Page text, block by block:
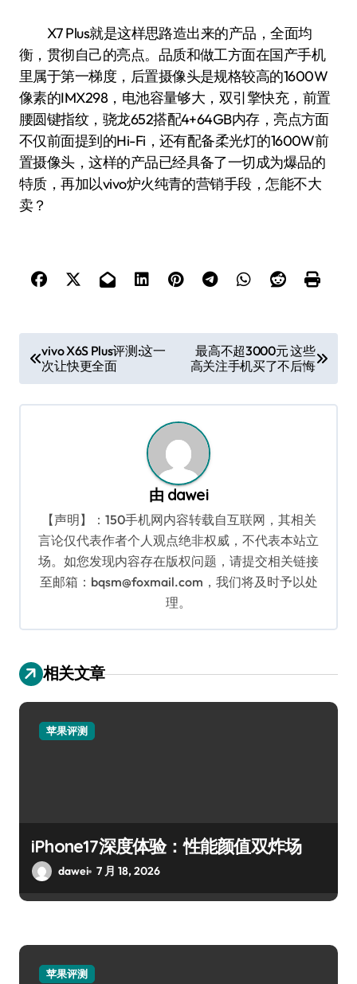
X7 Plus就是这样思路造出来的产品，全面均
衡，贯彻自己的亮点。品质和做工方面在国产手机
里属于第一梯度，后置摄像头是规格较高的1600W
像素的IMX298，电池容量够大，双引擎快充，前置
腰圆键指纹，骁龙652搭配4+64GB内存，亮点方面
不仅前面提到的Hi-Fi，还有配备柔光灯的1600W前
置摄像头，这样的产品已经具备了一切成为爆品的
特质，再加以vivo炉火纯青的营销手段，怎能不大
卖？
章
导
vivo X6S Plus评测:这一
次让快更全面
最高不超3000元 这些
高关注手机买了不后悔
由 dawei
【声明】：150手机网内容转载自互联网，其相关
言论仅代表作者个人观点绝非权威，不代表本站立
场。如您发现内容存在版权问题，请提交相关链接
至邮箱：bqsm@foxmail.com，我们将及时予以处
理。
相关文章
苹果评测
iPhone17深度体验：性能颜值双炸场
dawei 7 月 18, 2026
苹果评测